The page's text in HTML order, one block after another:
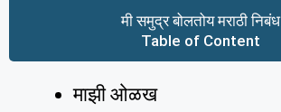
मी समुद्र बोलतोय मराठी निबंध
Table of Content
माझी ओळख